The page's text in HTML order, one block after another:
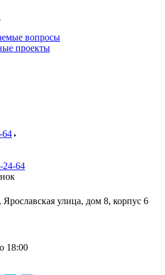
вопросы
проекты
64
24-64
Ярославская улица, дом 8, корпус 6
18:00